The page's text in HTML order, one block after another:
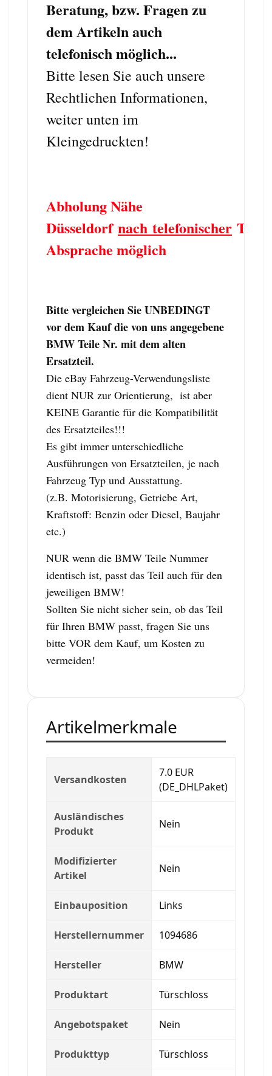
Beratung, bzw. Fragen zu
dem Artikeln auch
telefonisch möglich...
Bitte lesen Sie auch unsere
Rechtlichen Informationen,
weiter unten im
Kleingedruckten!
Abholung Nähe
Düsseldorfnach telefonischer
Absprache möglich
Bitte vergleichen Sie UNBEDINGT
vor dem Kauf die von uns angegebene
BMW Teile Nr. mit dem alten
Ersatzteil.
Die eBay Fahrzeug-Verwendungsliste
dient NUR zur Orientierung, ist aber
KEINE Garantie für die Kompatibilität
des Ersatzteiles!!!
Es gibt immer unterschiedliche
Ausführungen von Ersatzteilen, je nach
Fahrzeug Typ und Ausstattung.
(z.B. Motorisierung, Getriebe Art,
Kraftstoff: Benzin oder Diesel, Baujahr
etc.)
NUR wenn die BMW Teile Nummer
identisch ist, passt das Teil auch für den
jeweiligen BMW!
Sollten Sie nicht sicher sein, ob das Teil
für Ihren BMW passt, fragen Sie uns
bitte VOR dem Kauf, um Kosten zu
vermeiden!
Artikelmerkmale
Versandkosten
7.0 EUR
(DE_DHLPaket)
Ausländisches
Produkt
Nein
Modifizierter
Artikel
Nein
Einbauposition Links
Herstellernummer 1094686
Hersteller BMW
Produktart Türschloss
Angebotspaket Nein
Produkttyp Türschloss